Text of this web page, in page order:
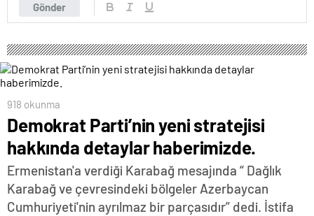
Gönder
918 okunma
Demokrat Parti’nin yeni stratejisi
hakkında detaylar haberimizde.
Ermenistan'a verdiği Karabağ mesajında “ Dağlık
Karabağ ve çevresindeki bölgeler Azerbaycan
Cumhuriyeti'nin ayrılmaz bir parçasıdır” dedi. İstifa